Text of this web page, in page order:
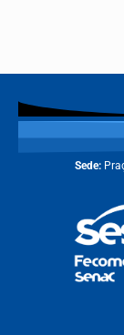
Sede: